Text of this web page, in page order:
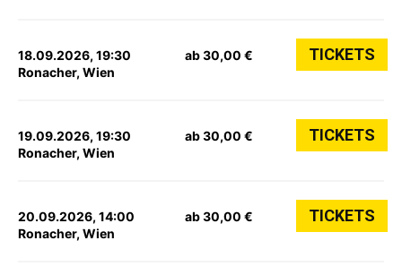
18.09.2026, 19:30
Ronacher, Wien
ab 30,00 € TICKETS
19.09.2026, 19:30
Ronacher, Wien
ab 30,00 € TICKETS
20.09.2026, 14:00
Ronacher, Wien
ab 30,00 € TICKETS